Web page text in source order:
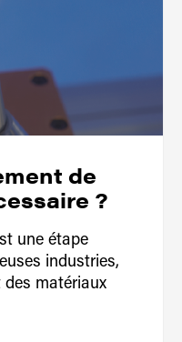
de
?
une étape
industries,
matériaux